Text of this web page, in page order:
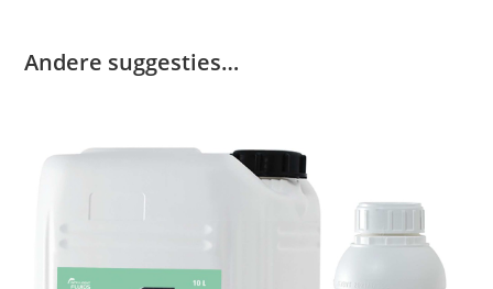
Andere suggesties…